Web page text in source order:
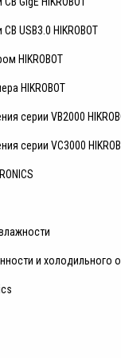
USB3.0 HIKROBOT
HIKROBOT
HIKROBOT
серии VB2000
серии VC3000
и холодильного